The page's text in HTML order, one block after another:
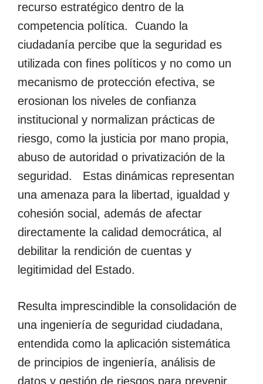
recurso estratégico dentro de la
competencia política. Cuando la
ciudadanía percibe que la seguridad es
utilizada con fines políticos y no como un
mecanismo de protección efectiva, se
erosionan los niveles de confianza
institucional y normalizan prácticas de
riesgo, como la justicia por mano propia,
abuso de autoridad o privatización de la
seguridad. Estas dinámicas representan
una amenaza para la libertad, igualdad y
cohesión social, además de afectar
directamente la calidad democrática, al
debilitar la rendición de cuentas y
legitimidad del Estado.
Resulta imprescindible la consolidación de
una ingeniería de seguridad ciudadana,
entendida como la aplicación sistemática
de principios de ingeniería, análisis de
datos y gestión de riesgos para prevenir,